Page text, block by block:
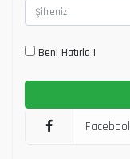
Beni Hatırla !